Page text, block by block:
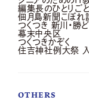
編集長のひとりごと
佃月島新聞こぼれ
つくつき 新川・勝
幕末中央区
つくつきかぞく
住吉神社例大祭
OTHERS